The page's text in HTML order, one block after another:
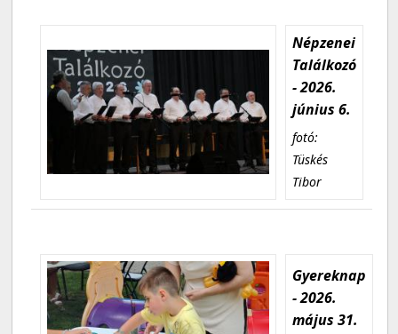
Népzenei
Találkozó
- 2026.
június 6.
fotó:
Tüskés
Tibor
Gyereknap
- 2026.
május 31.